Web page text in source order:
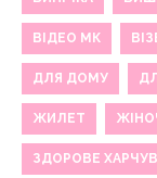
ВІДЕО МК
ДЛЯ ДОМУ
ЖИЛЕТ
ЗДОРОВЕ